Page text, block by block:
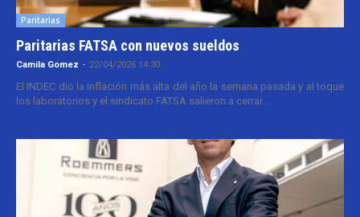
Paritarias
Paritarias FATSA con nuevos sueldos
Camila Gomez - 22/04/2026 14:30
El INDEC dio la inflación más alta del año la semana pasada y al toque
los laboratorios y el sindicato FATSA salieron a cerrar...